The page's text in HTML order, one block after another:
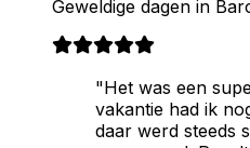
Geweldige dagen in
"Het was een
vakantie had ik
daar werd steeds